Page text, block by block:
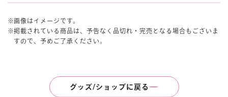
画像はイメージです。
掲載されている商品は、予告なく品切れ・完売となる場合もございま
すので、予めご了承ください。
グッズ/ショップに戻る